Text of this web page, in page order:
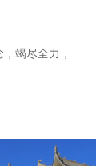
竭尽全力，